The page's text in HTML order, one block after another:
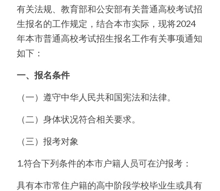
美国高中DC
Waterloo School
日本高中留学
精品课程
优沃家教
法语学习
有关法规、教育部和公安部有关普通高校考试招
生报名的工作规定，结合本市实际，现将2024
年本市普通高校考试招生报名工作有关事项通知
如下：
一、报名条件
（一）遵守中华人民共和国宪法和法律。
（二）身体状况符合相关要求。
（三）报考对象
1.符合下列条件的本市户籍人员可在沪报考：
具有本市常住户籍的高中阶段学校毕业生或具有